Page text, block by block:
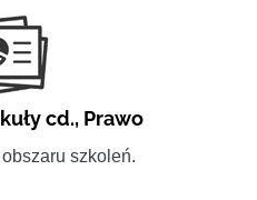
cd., Prawo
szkoleń.